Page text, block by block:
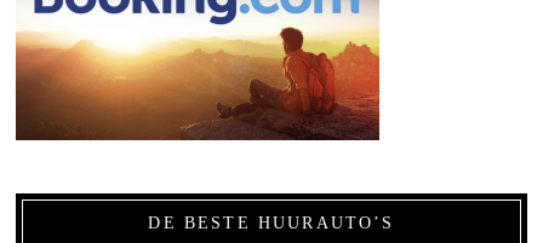
DE BESTE HUURAUTO’S